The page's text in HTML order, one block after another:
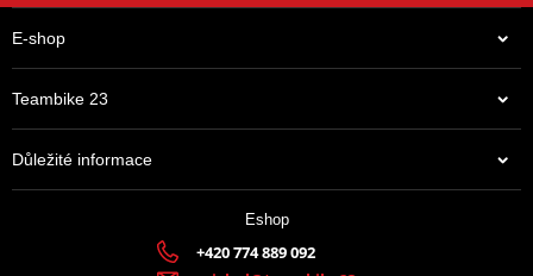
E-shop
Teambike 23
Důležité informace
Eshop
+420 774 889 092